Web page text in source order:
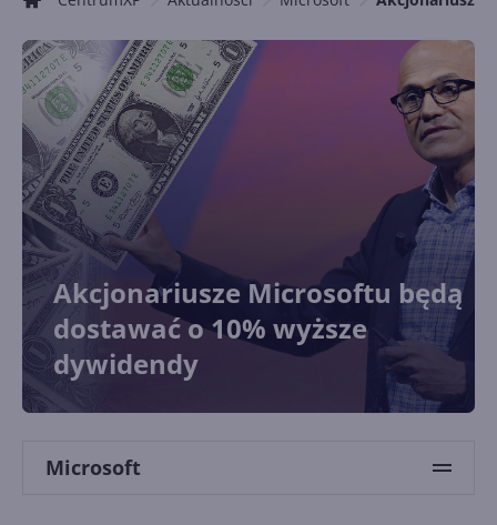
Akcjonariusze Microsoftu będą
dostawać o 10% wyższe
dywidendy
Microsoft